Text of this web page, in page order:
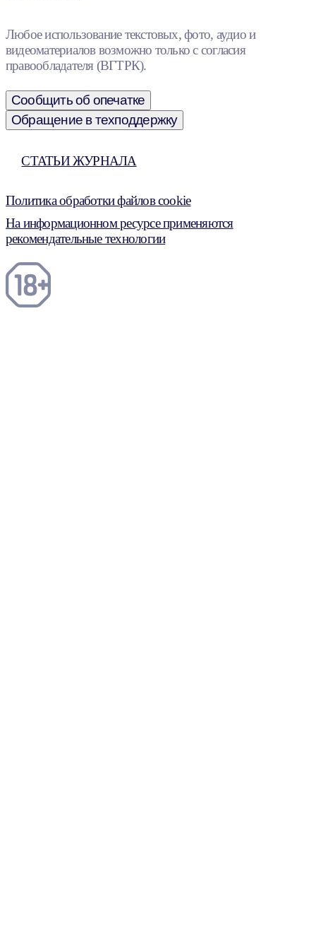
Любое использование текстовых, фото, аудио и
видеоматериалов возможно только с согласия
правообладателя (ВГТРК).
Сообщить об опечатке
Обращение в техподдержку
СТАТЬИ ЖУРНАЛА
Политика обработки файлов cookie
На информационном ресурсе применяются
рекомендательные технологии